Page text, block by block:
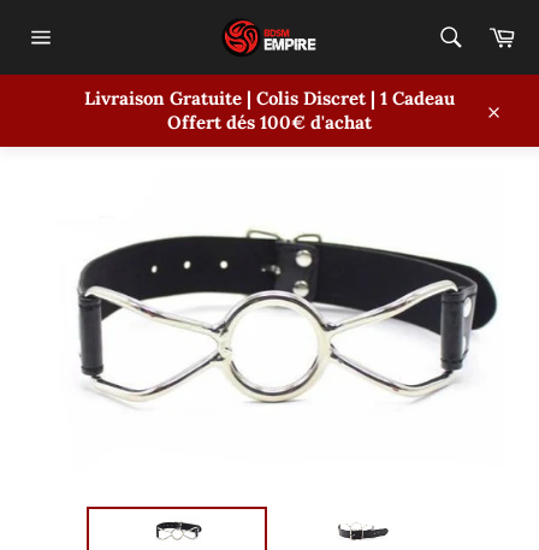
Livraison Gratuite | Colis Discret | 1 Cadeau
Offert dés 100€ d'achat
BÂILLON CUIR MÉTAL